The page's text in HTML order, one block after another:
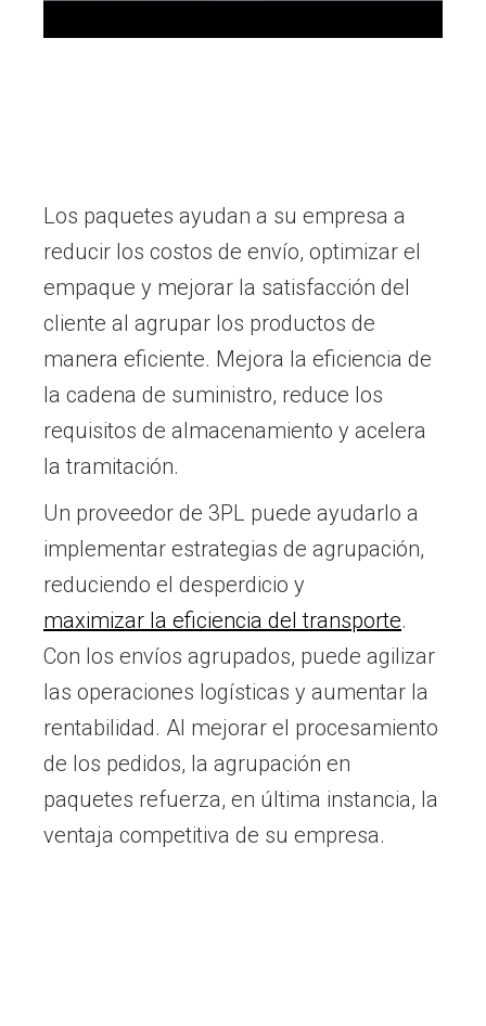
Los paquetes ayudan a su empresa a
reducir los costos de envío, optimizar el
empaque y mejorar la satisfacción del
cliente al agrupar los productos de
manera eficiente. Mejora la eficiencia de
la cadena de suministro, reduce los
requisitos de almacenamiento y acelera
la tramitación.
Un proveedor de 3PL puede ayudarlo a
implementar estrategias de agrupación,
reduciendo el desperdicio y
maximizar la eficiencia del transporte.
Con los envíos agrupados, puede agilizar
las operaciones logísticas y aumentar la
rentabilidad. Al mejorar el procesamiento
de los pedidos, la agrupación en
paquetes refuerza, en última instancia, la
ventaja competitiva de su empresa.